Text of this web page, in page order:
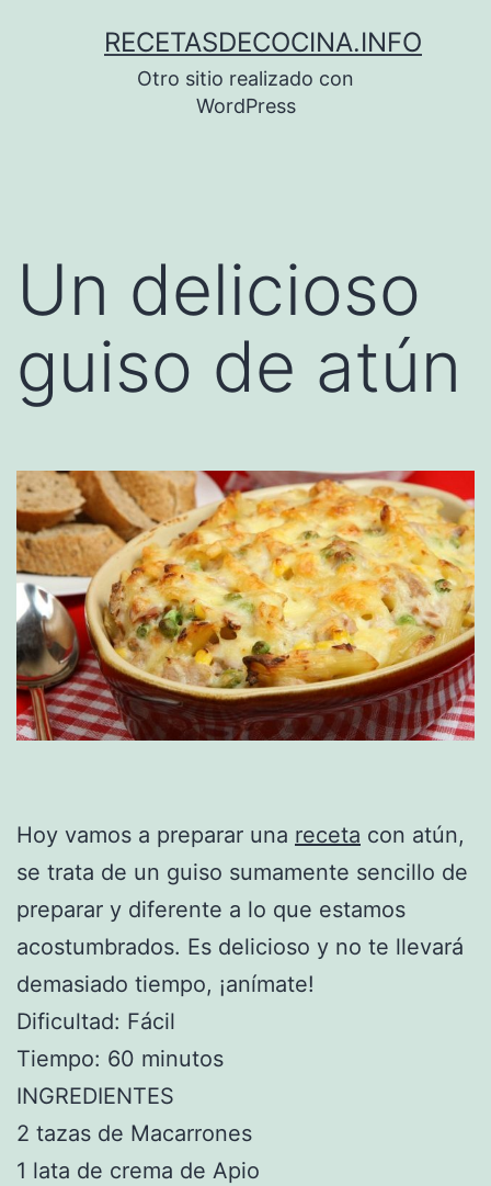
RECETASDECOCINA.INFO
Otro sitio realizado con
WordPress
Un delicioso
guiso de atún
Hoy vamos a preparar una receta con atún,
se trata de un guiso sumamente sencillo de
preparar y diferente a lo que estamos
acostumbrados. Es delicioso y no te llevará
demasiado tiempo, ¡anímate!
Dificultad: Fácil
Tiempo: 60 minutos
INGREDIENTES
2 tazas de Macarrones
1 lata de crema de Apio